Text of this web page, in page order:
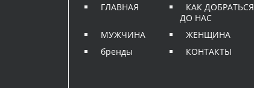
ГЛАВНАЯ
КАК ДОБРАТЬСЯ
ДО НАС
МУЖЧИНА
ЖЕНЩИНА
бренды
КОНТАКТЫ